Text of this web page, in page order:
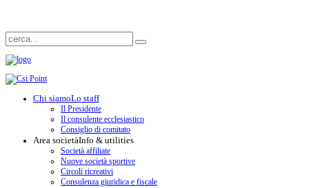
Chi siamoLo staff
Il Presidente
Il consulente ecclesiastico
Consiglio di comitato
Area societàInfo & utilities
Società affiliate
Nuove società sportive
Circoli ricreativi
Consulenza giuridica e fiscale